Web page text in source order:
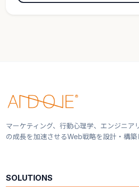
マーケティング、行動心理学、エンジニア
の成長を加速させるWeb戦略を設計・構築
SOLUTIONS